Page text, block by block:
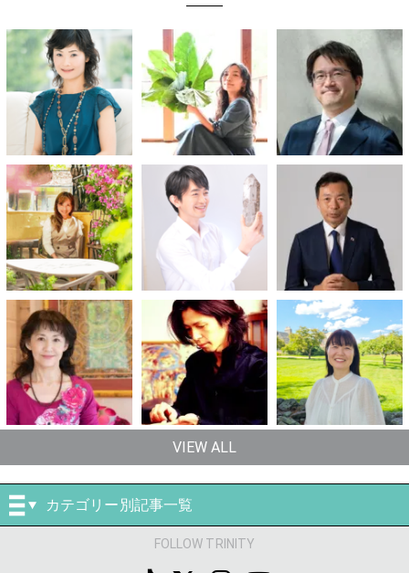
VIEW ALL
カテゴリー別記事一覧
FOLLOW TRINITY